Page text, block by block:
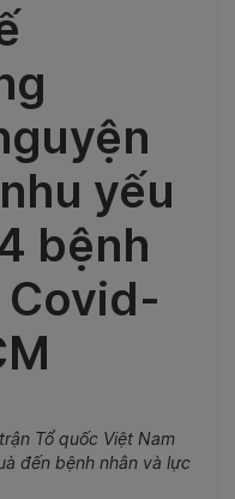
yếu
bệnh
Tổ quốc Việt Nam
đến bệnh nhân và lực